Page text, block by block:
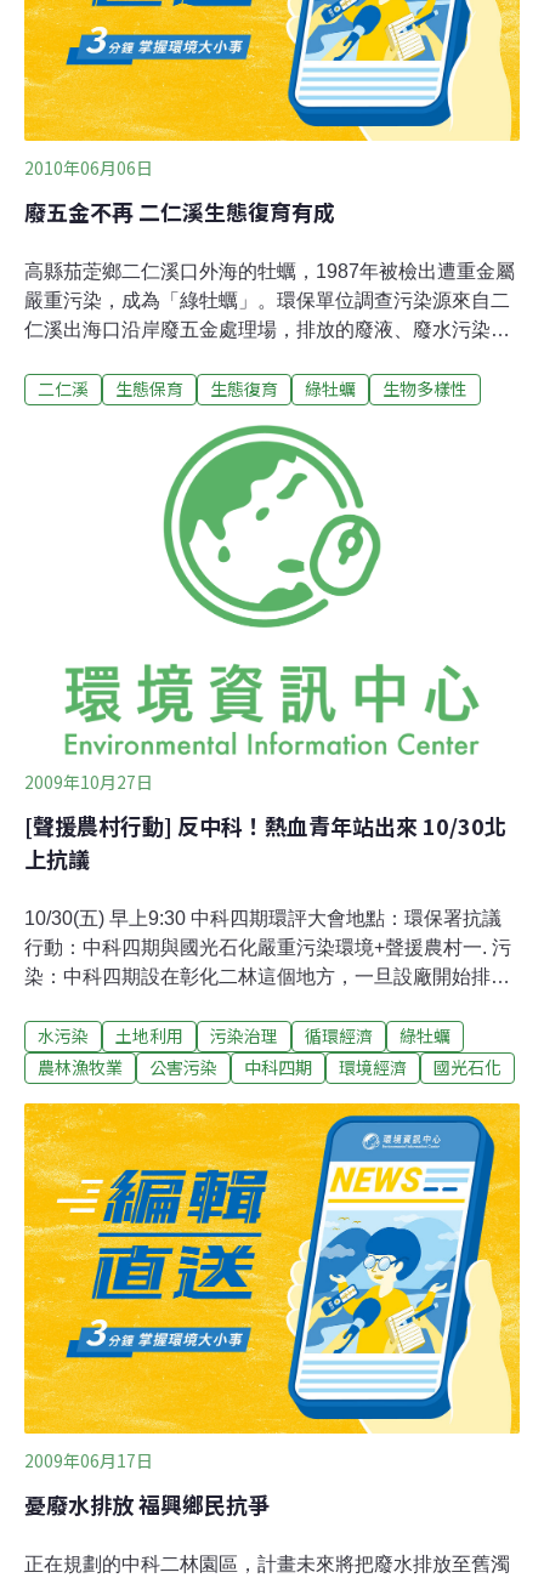
治場址，獲中央補助3億5千多萬進行整治。環保局表示，
同安段掩埋有害事業廢棄物，污染物以重金屬銅
2010年06月06日
廢五金不再 二仁溪生態復育有成
高縣茄萣鄉二仁溪口外海的牡蠣，1987年被檢出遭重金屬
嚴重污染，成為「綠牡蠣」。環保單位調查污染源來自二
仁溪出海口沿岸廢五金處理場，排放的廢液、廢水污染河
民間團體聯合取締與輔導，違法廢五金處理場逐漸遷入工
會組成河川巡守隊，防止沿岸工廠偷排廢水及違規處理廢
五金。理事長蘇水龍表示，二仁溪水質改善很多，已不散
發臭味，但受污染的底泥未清除，溪水恢復正常還要一段
時間。 沿岸廢鋁場已搬遷，但二仁溪支流台南縣仁德鄉三
爺溪沿岸部分工廠還會偷排廢水污染河川，不過違規情況
已大幅降低。湖內鄉公所與茄萣鄉舢筏協會5日在二仁溪
畔舉辦「環保嘉年華」，吸引台南縣市及高雄縣民眾參
生態，沿途有解說員詳細解說二仁溪生態復育情形。湖內
鄉長黃炎森也與文賢、葉厝、太爺等村民眾沿溪邊淨
二仁溪 生態保育 生態復育 綠牡蠣 生物多樣性
2009年10月27日
[聲援農村行動] 反中科！熱血青年站出來 10/30北
上抗議
10/30(五) 早上9:30 中科四期環評大會地點：環保署抗議
行動：中科四期與國光石化嚴重污染環境+聲援農村一. 污
染：中科四期設在彰化二林這個地方，一旦設廠開始排放
1. 彰化縣稻米年產量約25-30萬噸，占全國總產量超過
1/5，重金屬污染過的米，你敢吃嗎? 2. 台灣兩大果菜市
園區周遭來的，重金屬污染過的蔬菜水果，你敢吃嗎? 3.
王功地區擁有360年的養蚵歷史，王功牡蠣『珍珠蚵』產
量佔全台1╱3，重金屬污染過的牡蠣海鮮，你敢吃嗎? 4.
彰化雲林養豬數量為本省之冠，重金屬污染過的豬肉，你
敢吃嗎? 5. 彰化縣為全國最大飼養蛋雞縣市，芳苑鄉的蛋
雞近800萬隻，重金屬污染過的雞肉雞蛋，你敢吃嗎?
水污染 土地利用 污染治理 循環經濟
綠牡蠣
農林漁牧業
公害污染 中科四期 環境經濟 國光石化
2009年06月17日
憂廢水排放 福興鄉民抗爭
正在規劃的中科二林園區，計畫未來將把廢水排放至舊濁